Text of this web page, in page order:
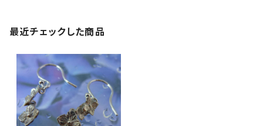
最近チェックした商品